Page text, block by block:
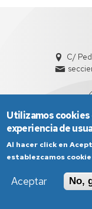
C/
Aviso Legal
Política de
Utilizamos cookies
experiencia de
Al hacer click en
establezcamos
Aceptar
No,